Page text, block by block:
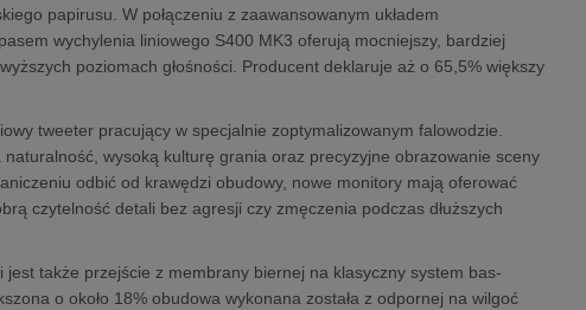
papirusu. W połączeniu z zaawansowanym układem
wychylenia liniowego S400 MK3 oferują mocniejszy, bardziej
poziomach głośności. Producent deklaruje aż o 65,5% większy
tweeter pracujący w specjalnie zoptymalizowanym falowodzie.
wysoką kulturę grania oraz precyzyjne obrazowanie sceny
odbić od krawędzi obudowy, nowe monitory mają oferować
czytelność detali bez agresji czy zmęczenia podczas dłuższych
także przejście z membrany biernej na klasyczny system bas-
o około 18% obudowa wykonana została z odpornej na wilgoć